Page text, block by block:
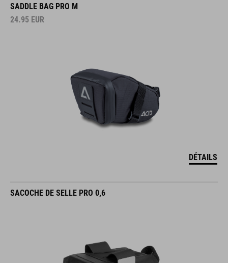
SADDLE BAG PRO M
24.95 EUR
DÉTAILS
SACOCHE DE SELLE PRO 0,6